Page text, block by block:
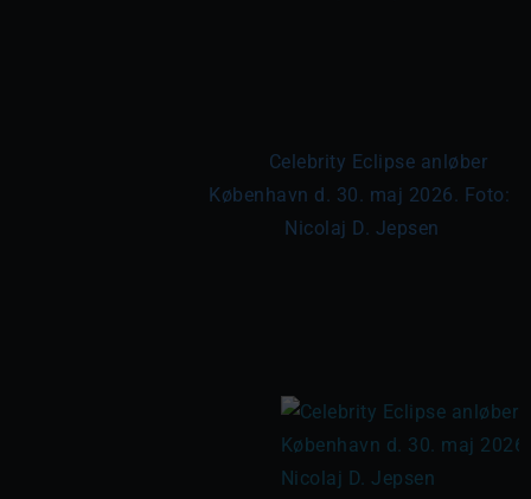
København d. 30. maj 2026. Foto:
Nicolaj D. Jepsen